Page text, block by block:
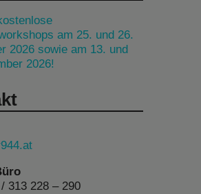
am 25. und 26.
2026 sowie am 13. und
2026!
313 228 – 290